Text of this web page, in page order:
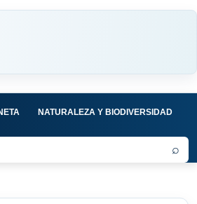
NATURALEZA Y BIODIVERSIDAD
⌕